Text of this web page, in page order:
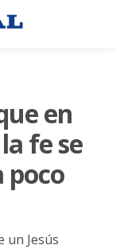
en
fe se
poco
un Jesús